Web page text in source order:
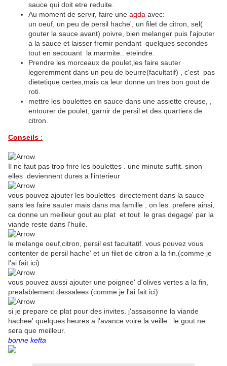
sauce qui doit etre reduite.
Au moment de servir, faire une aqda avec:
un oeuf, un peu de persil hache', un filet de citron, sel(
gouter la sauce avant) poivre, bien melanger puis l'ajouter
a la sauce et laisser fremir pendant quelques secondes
tout en secouant la marmite.. eteindre.
Prendre les morceaux de poulet,les faire sauter
legeremment dans un peu de beurre(facultatif) , c'est pas
dietetique certes,mais ca leur donne un tres bon gout de
roti.
mettre les boulettes en sauce dans une assiette creuse, ,
entourer de poulet, garnir de persil et des quartiers de
citron.
Conseils :
Il ne faut pas trop frire les boulettes . une minute suffit. sinon
elles deviennent dures a l'interieur
vous pouvez ajouter les boulettes directement dans la sauce
sans les faire sauter mais dans ma famille , on les prefere ainsi,
ca donne un meilleur gout au plat et tout le gras degage' par la
viande reste dans l'huile.
le melange oeuf,citron, persil est facultatif. vous pouvez vous
contenter de persil hache' et un filet de citron a la fin.(comme je
l'ai fait ici)
vous pouvez aussi ajouter une poignee' d'olives vertes a la fin,
prealablement dessalees (comme je l'ai fait ici)
si je prepare ce plat pour des invites. j'assaisonne la viande
hachee' quelques heures a l'avance voire la veille . le gout ne
sera que meilleur.
bonne kefta